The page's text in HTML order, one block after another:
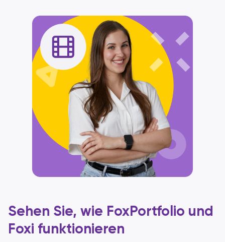
Sehen Sie, wie FoxPortfolio und
Foxi funktionieren